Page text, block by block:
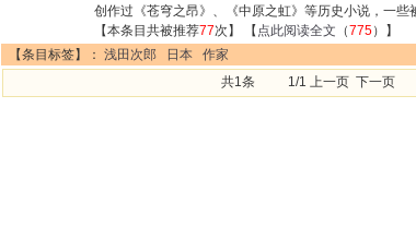
创作过《苍穹之昂》、《中原之虹》等历史小说，一些
【本条目共被推荐77次】 【 点此阅读全文 （775）】
【条目标签】： 浅田次郎 日本
作家
共1条 1/1 上一页 下一页